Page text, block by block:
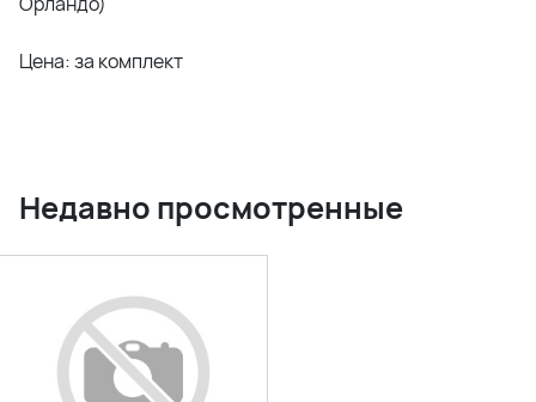
Цена: за комплект
Недавно просмотренные